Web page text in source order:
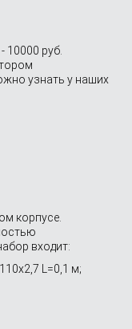
10000 руб.
узнать у наших
корпусе.
входит:
L=0,1 м;